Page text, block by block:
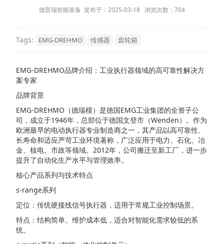
德普瑞智能装备 发布于：2025-03-18 浏览次数：704
Tags: EMG-DREHMO 传感器 齿轮箱
EMG-DREHMO品牌介绍：工业执行器领域的高可靠性解决方
案专家
品牌背景
EMG-DREHMO（德瑞模）是德国EMG工业集团的全资子公
司，成立于1946年，总部位于德国文登市（Wenden）。作为
欧洲最早的电动执行器专业制造商之一，其产品以高可靠性、
长寿命和适应严苛工业环境著称，广泛应用于电力、石化、冶
金、核电、市政等领域。2012年，公司搬迁至新工厂，进一步
提升了自动化生产水平与管理效率。
核心产品系列与技术特点
s-range系列
定位：传统硬接线信号执行器，适用于常规工业控制场景。
特点：结构简单、维护成本低，适合对智能化需求较低的系
统。